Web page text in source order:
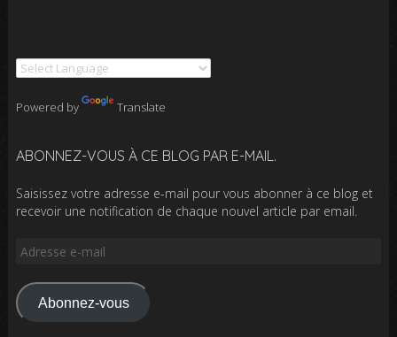
Powered by Translate
ABONNEZ-VOUS À CE BLOG PAR E-MAIL.
Saisissez votre adresse e-mail pour vous abonner à ce blog et
recevoir une notification de chaque nouvel article par email.
Adresse
mail
Abonnez-vous